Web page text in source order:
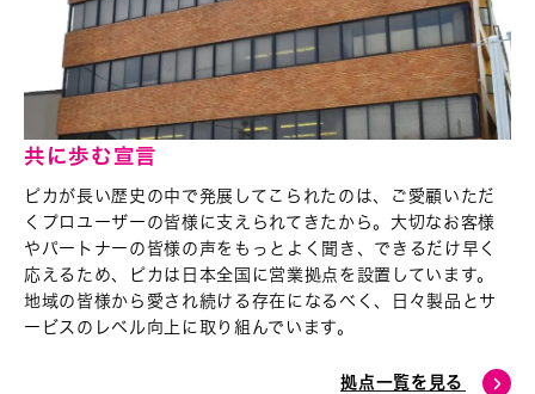
共に歩む宣言
ピカが長い歴史の中で発展してこられたのは、ご愛顧いただ
くプロユーザーの皆様に支えられてきたから。大切なお客様
やパートナーの皆様の声をもっとよく聞き、できるだけ早く
応えるため、ピカは日本全国に営業拠点を設置しています。
地域の皆様から愛され続ける存在になるべく、
日々製品とサ
ービスのレベル向上に取り組んでいます。
拠点一覧を見る